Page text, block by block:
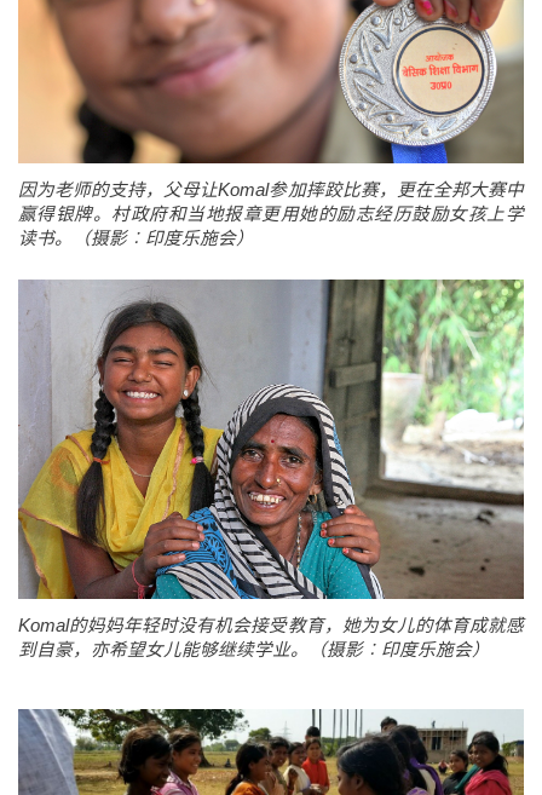
因为老师的支持，父母让Komal参加摔跤比赛，更在全邦大赛中
赢得银牌。村政府和当地报章更用她的励志经历鼓励女孩上学
读书。（摄影︰印度乐施会）
Komal的妈妈年轻时没有机会接受教育，她为女儿的体育成就感
到自豪，亦希望女儿能够继续学业。（摄影︰印度乐施会）